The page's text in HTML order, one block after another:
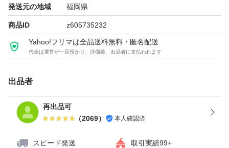
発送元の地域 福岡県
商品ID z605735232
Yahoo!フリマは全品送料無料・匿名配送
代金は運営が一旦預かり、評価後、出品者に支払われます
出品者
再出品可
（2069） 本人確認済
スピード発送 取引実績99+